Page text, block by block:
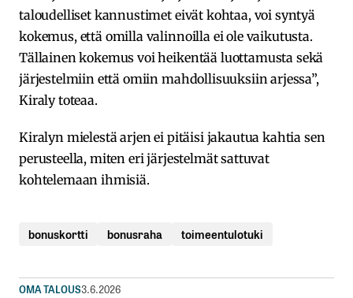
taloudelliset kannustimet eivät kohtaa, voi syntyä
kokemus, että omilla valinnoilla ei ole vaikutusta.
Tällainen kokemus voi heikentää luottamusta sekä
järjestelmiin että omiin mahdollisuuksiin arjessa”,
Kiraly toteaa.
Kiralyn mielestä arjen ei pitäisi jakautua kahtia sen
perusteella, miten eri järjestelmät sattuvat
kohtelemaan ihmisiä.
bonuskortti bonusraha toimeentulotuki
OMA TALOUS3.6.2026